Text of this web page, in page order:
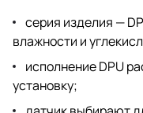
серия изделия —
влажности и
исполнение DPU
установку;